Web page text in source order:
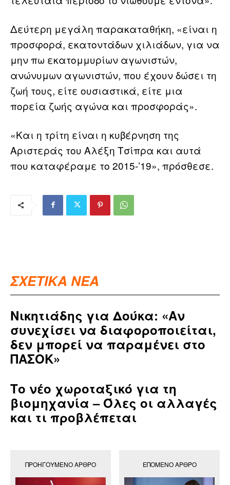
ΣΧΕΤΙΚΑ ΝΕΑ
Νικητιάδης για Δούκα: «Αν
συνεχίσει να διαφοροποιείται,
δεν μπορεί να παραμένει στο
ΠΑΣΟΚ»
Το νέο χωροταξικό για τη
βιομηχανία – Όλες οι αλλαγές
και τι προβλέπεται
Δεύτερη μεγάλη παρακαταθήκη, «είναι η
προσφορά, εκατοντάδων χιλιάδων, για να
μην πω εκατομμυρίων αγωνιστών,
ανώνυμων αγωνιστών, που έχουν δώσει τη
ζωή τους, είτε ουσιαστικά, είτε μια
πορεία ζωής αγώνα και προσφοράς».
«Και η τρίτη είναι η κυβέρνηση της
Αριστεράς του Αλέξη Τσίπρα και αυτά
που καταφέραμε το 2015-’19», πρόσθεσε.
ΠΡΟΗΓΟΎΜΕΝΟ ΆΡΘΡΟ ΕΠΌΜΕΝΟ ΆΡΘΡΟ